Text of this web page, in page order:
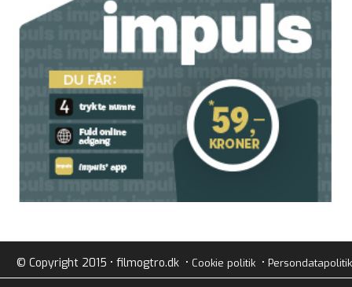
© Copyright 2015 • filmogtro.dk • Cookie politik• Persondatapolitik